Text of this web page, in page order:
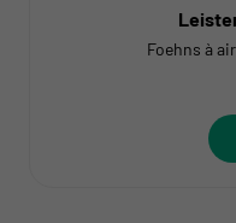
Foehns à